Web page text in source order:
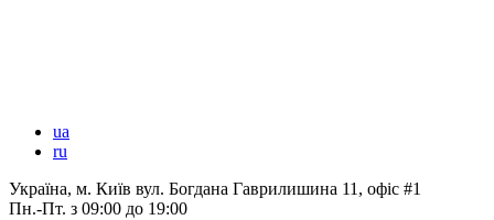
ua
ru
Україна, м. Київ вул. Богдана Гаврилишина 11, офіс #1
Пн.-Пт. з 09:00 до 19:00